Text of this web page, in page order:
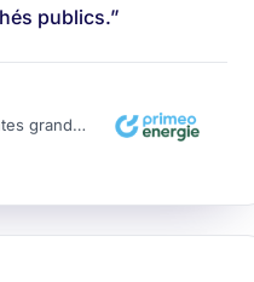
publics.”
Responsable des ventes grands comptes